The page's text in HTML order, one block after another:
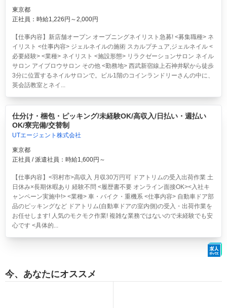
東京都
正社員：時給1,226円～2,000円
【仕事内容】新店舗オープン オープニングネイリスト急募! <募集職種> ネ
イリスト <仕事内容> ジェルネイルの施術 スカルプチュア,ジェルネイル <
必要経験> <業種> ネイリスト <施設形態> リラクゼーションサロン ネイル
サロン アイブロウサロン その他 <勤務地> 西武新宿線上石神井駅から徒歩
3分に位置するネイルサロンで。ビル1階のコインランドリーさんの中に、
英会話教室とネイ...
仕分け・梱包・ピッキング/未経験OK/高収入/日払い・週払い
OK/寮完備/交替制
UTエージェント株式会社
東京都
正社員 / 派遣社員：時給1,600円～
【仕事内容】<羽村市>高収入 月収30万円可 ドアトリムの受入出荷作業 土
日休み×長期休暇あり 経験不問 <履歴書不要 オンライン面接OK><入社キ
ャンペーン実施中!> <業種> 車・バイク・重機系 <仕事内容> 自動車ドア部
品のピッキングなど ドアトリム(自動車ドアの室内側)の受入・出荷作業を
お任せします! 人気のモクモク作業! 複雑な業務ではないので未経験でも安
心です <具体的...
今、あなたにオススメ